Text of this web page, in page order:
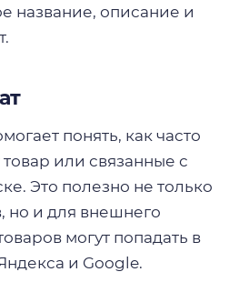
название, описание и
понять, как часто
или связанные с
Это полезно не только
но и для внешнего
могут попадать в
и Google.